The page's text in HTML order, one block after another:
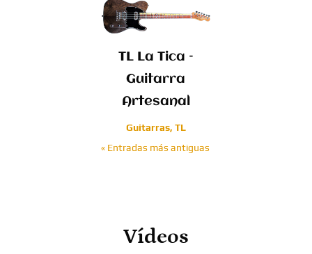
TL La Tica –
Guitarra
Artesanal
Guitarras, TL
« Entradas más antiguas
Vídeos